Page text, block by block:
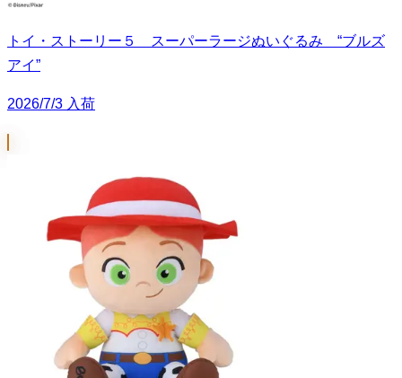
トイ・ストーリー５ スーパーラージぬいぐるみ “ブルズ
アイ”
2026/7/3 入荷